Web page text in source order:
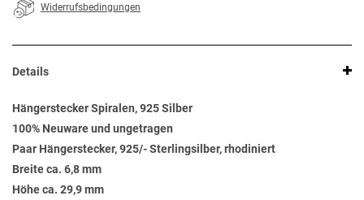
Widerrufsbedingungen
Details
Hängerstecker Spiralen, 925 Silber
100% Neuware und ungetragen
Paar Hängerstecker, 925/- Sterlingsilber, rhodiniert
Breite ca. 6,8 mm
Höhe ca. 29,9 mm